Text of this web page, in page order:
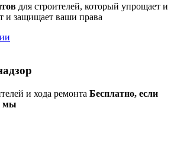
для строителей, который упрощает и
и защищает ваши права
и хода ремонта Бесплатно, если
мы